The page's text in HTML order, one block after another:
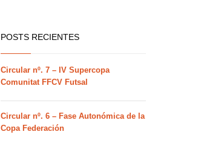
POSTS RECIENTES
Circular nº. 7 – IV Supercopa
Comunitat FFCV Futsal
Circular nº. 6 – Fase Autonómica de la
Copa Federación